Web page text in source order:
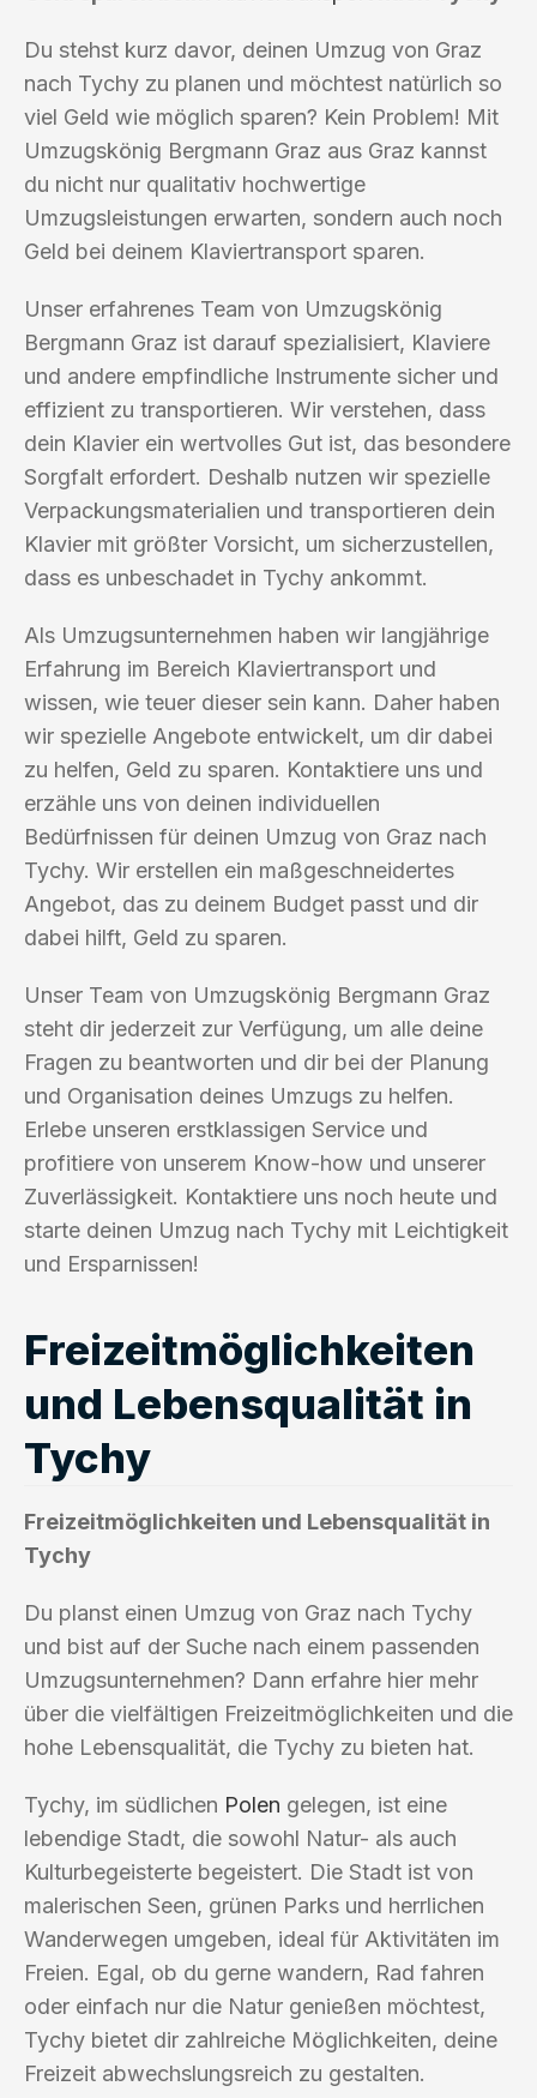
Du stehst kurz davor, deinen Umzug von Graz
nach Tychy zu planen und möchtest natürlich so
viel Geld wie möglich sparen? Kein Problem! Mit
Umzugskönig Bergmann Graz aus Graz kannst
du nicht nur qualitativ hochwertige
Umzugsleistungen erwarten, sondern auch noch
Geld bei deinem Klaviertransport sparen.
Unser erfahrenes Team von Umzugskönig
Bergmann Graz ist darauf spezialisiert, Klaviere
und andere empfindliche Instrumente sicher und
effizient zu transportieren. Wir verstehen, dass
dein Klavier ein wertvolles Gut ist, das besondere
Sorgfalt erfordert. Deshalb nutzen wir spezielle
Verpackungsmaterialien und transportieren dein
Klavier mit größter Vorsicht, um sicherzustellen,
dass es unbeschadet in Tychy ankommt.
Als Umzugsunternehmen haben wir langjährige
Erfahrung im Bereich Klaviertransport und
wissen, wie teuer dieser sein kann. Daher haben
wir spezielle Angebote entwickelt, um dir dabei
zu helfen, Geld zu sparen. Kontaktiere uns und
erzähle uns von deinen individuellen
Bedürfnissen für deinen Umzug von Graz nach
Tychy. Wir erstellen ein maßgeschneidertes
Angebot, das zu deinem Budget passt und dir
dabei hilft, Geld zu sparen.
Unser Team von Umzugskönig Bergmann Graz
steht dir jederzeit zur Verfügung, um alle deine
Fragen zu beantworten und dir bei der Planung
und Organisation deines Umzugs zu helfen.
Erlebe unseren erstklassigen Service und
profitiere von unserem Know-how und unserer
Zuverlässigkeit. Kontaktiere uns noch heute und
starte deinen Umzug nach Tychy mit Leichtigkeit
und Ersparnissen!
Freizeitmöglichkeiten
und Lebensqualität in
Tychy
Freizeitmöglichkeiten und Lebensqualität in
Tychy
Du planst einen Umzug von Graz nach Tychy
und bist auf der Suche nach einem passenden
Umzugsunternehmen? Dann erfahre hier mehr
über die vielfältigen Freizeitmöglichkeiten und die
hohe Lebensqualität, die Tychy zu bieten hat.
Tychy, im südlichen Polen gelegen, ist eine
lebendige Stadt, die sowohl Natur- als auch
Kulturbegeisterte begeistert. Die Stadt ist von
malerischen Seen, grünen Parks und herrlichen
Wanderwegen umgeben, ideal für Aktivitäten im
Freien. Egal, ob du gerne wandern, Rad fahren
oder einfach nur die Natur genießen möchtest,
Tychy bietet dir zahlreiche Möglichkeiten, deine
Freizeit abwechslungsreich zu gestalten.